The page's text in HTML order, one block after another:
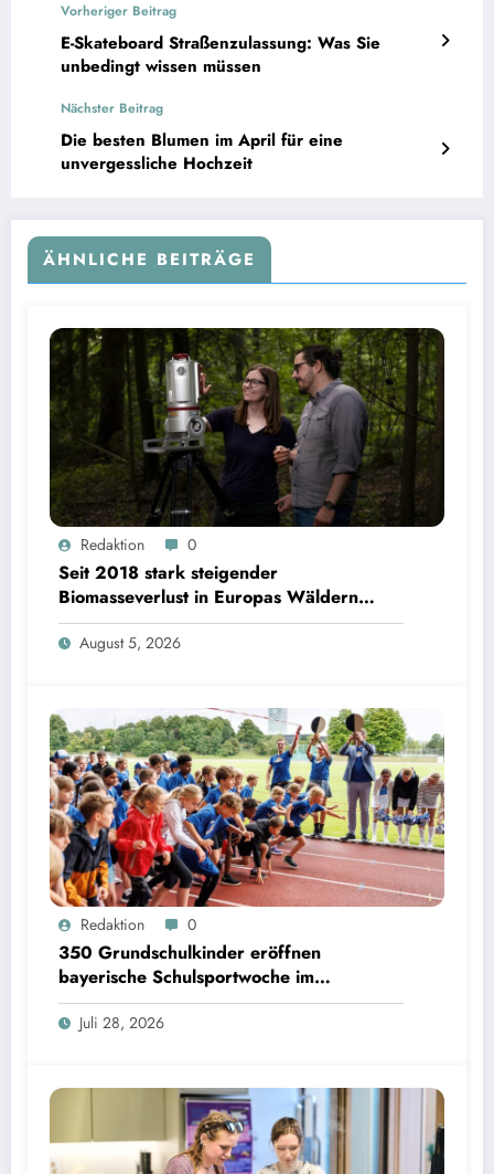
Vorheriger Beitrag
E-Skateboard Straßenzulassung: Was Sie
unbedingt wissen müssen
Nächster Beitrag
Die besten Blumen im April für eine
unvergessliche Hochzeit
ÄHNLICHE BEITRÄGE
Seit 2018 stark steigender Biomasseverlust in Europas Wäldern mindert Kohlenstoffsenken
| Bild: Sebastian Kissel / TUM
Redaktion 0
Seit 2018 stark steigender
Biomasseverlust in Europas Wäldern
mindert Kohlenstoffsenken
August 5, 2026
350 Grundschulkinder eröffnen bayerische Schulsportwoche im Olympiapark | Bild:
Matthias Balk/Bayerisches Staatsministerium für Unterricht und Kultus
Redaktion 0
350 Grundschulkinder eröffnen
bayerische Schulsportwoche im
Olympiapark
Juli 28, 2026